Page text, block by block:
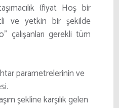
(fiyat Hoş bir
ve yetkin bir şekilde
çalışanları gerekli tüm
parametrelerinin ve
şekline karşılık gelen